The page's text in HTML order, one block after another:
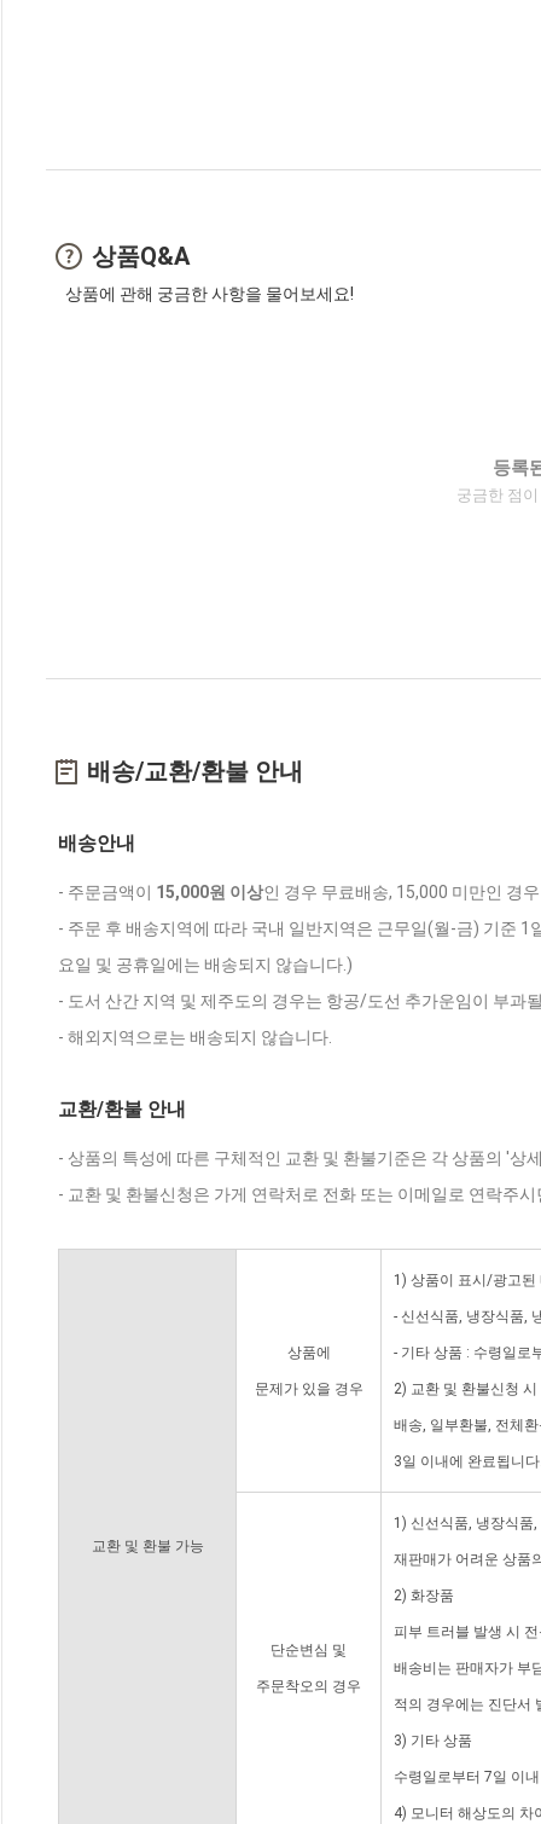
상품Q&A
상품에 관해 궁금한 사항을 물어보세요!
등록
궁금한 점
배송/교환/환불 안내
배송안내
- 주문금액이 15,000원 이상인 경우 무료배송, 15,000 미만인 경
- 주문 후 배송지역에 따라 국내 일반지역은 근무일(월-금) 기준
요일 및 공휴일에는 배송되지 않습니다.)
- 도서 산간 지역 및 제주도의 경우는 항공/도선 추가운임이 부과
- 해외지역으로는 배송되지 않습니다.
교환/환불 안내
- 상품의 특성에 따른 구체적인 교환 및 환불기준은 각 상품의 '상
- 교환 및 환불신청은 가게 연락처로 전화 또는 이메일로 연락주
교환 및 환불 가능
상품에
문제가 있을 경우
1) 상품이 표시/광고된
- 신선식품, 냉장식품,
- 기타 상품 : 수령일로
2) 교환 및 환불신청
배송, 일부환불, 전체
3일 이내에 완료됩니
단순변심 및
주문착오의 경우
1) 신선식품, 냉장식품
재판매가 어려운 상품
2) 화장품
피부 트러블 발생 시
배송비는 판매자가 부
적의 경우에는 진단서
3) 기타 상품
수령일로부터 7일 이
4) 모니터 해상도의 차